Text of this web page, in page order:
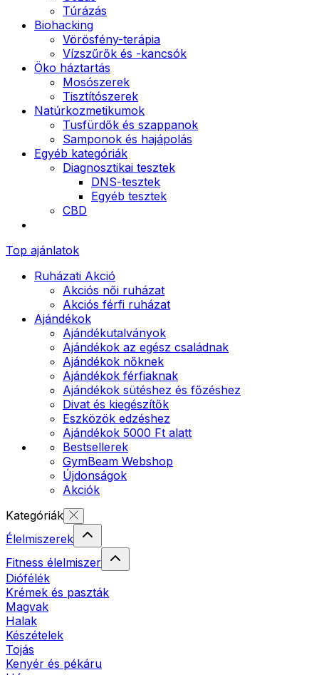
Túrázás
Biohacking
Vörösfény-terápia
Vízszűrők és -kancsók
Öko háztartás
Mosószerek
Tisztítószerek
Natúrkozmetikumok
Tusfürdők és szappanok
Samponok és hajápolás
Egyéb kategóriák
Diagnosztikai tesztek
DNS-tesztek
Egyéb tesztek
CBD
Top ajánlatok
Ruházati Akció
Akciós női ruházat
Akciós férfi ruházat
Ajándékok
Ajándékutalványok
Ajándékok az egész családnak
Ajándékok nőknek
Ajándékok férfiaknak
Ajándékok sütéshez és főzéshez
Divat és kiegészítők
Eszközök edzéshez
Ajándékok 5000 Ft alatt
Bestsellerek
GymBeam Webshop
Újdonságok
Akciók
Kategóriák
Élelmiszerek
Fitness élelmiszer
Diófélék
Krémek és paszták
Magvak
Halak
Készételek
Tojás
Kenyér és pékáru